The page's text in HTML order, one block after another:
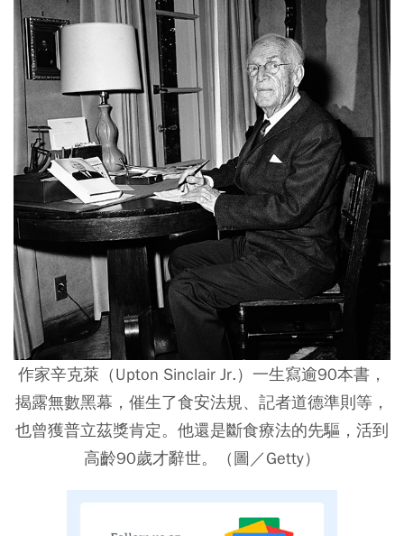
作家辛克萊（Upton Sinclair Jr.）一生寫逾90本書，
揭露無數黑幕，催生了食安法規、記者道德準則等，
也曾獲普立茲獎肯定。他還是斷食療法的先驅，活到
高齡90歲才辭世。（圖／Getty）